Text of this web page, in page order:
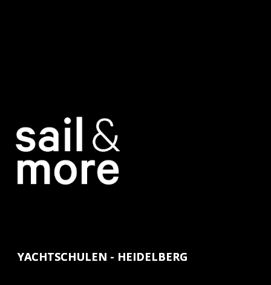
YACHTSCHULEN - HEIDELBERG